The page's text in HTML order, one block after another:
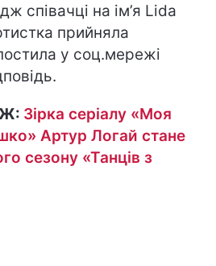
співачці на ім’я Lida
прийняла
у соц.мережі
Зірка серіалу «Моя
Артур Логай стане
сезону «Танців з